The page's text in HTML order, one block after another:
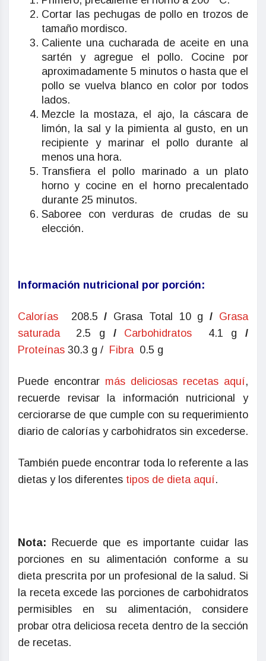
Cortar las pechugas de pollo en trozos de
tamaño mordisco.
Caliente una cucharada de aceite en una
sartén y agregue el pollo. Cocine por
aproximadamente 5 minutos o hasta que el
pollo se vuelva blanco en color por todos
lados.
Mezcle la mostaza, el ajo, la cáscara de
limón, la sal y la pimienta al gusto, en un
recipiente y marinar el pollo durante al
menos una hora.
Transfiera el pollo marinado a un plato
horno y cocine en el horno precalentado
durante 25 minutos.
Saboree con verduras de crudas de su
elección.
Información nutricional por porción:
Calorías 208.5/ Grasa Total 10 g/ Grasa
saturada
2.5 g / Carbohidratos 4.1 g/
Proteínas 30.3 g / Fibra 0.5 g
Puede encontrar más deliciosas recetas aquí,
recuerde revisar la información nutricional y
cerciorarse de que cumple con su requerimiento
diario de calorías y carbohidratos sin excederse.
También puede encontrar toda lo referente a las
dietas y los diferentes tipos de dieta aquí.
Nota: Recuerde que es importante cuidar las
porciones en su alimentación conforme a su
dieta prescrita por un profesional de la salud. Si
la receta excede las porciones de carbohidratos
permisibles en su alimentación, considere
probar otra deliciosa receta dentro de la sección
de recetas.